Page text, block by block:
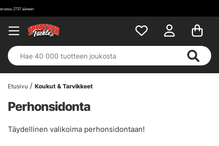
Etusivu Koukut & Tarvikkeet
Perhonsidonta
Täydellinen valikoima perhonsidontaan!